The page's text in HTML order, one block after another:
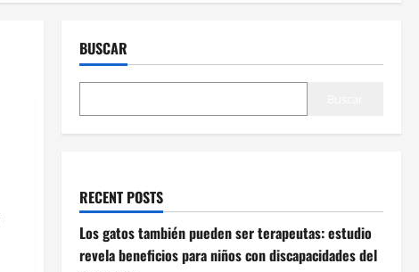
BUSCAR
RECENT POSTS
Los gatos también pueden ser terapeutas: estudio
revela beneficios para niños con discapacidades del